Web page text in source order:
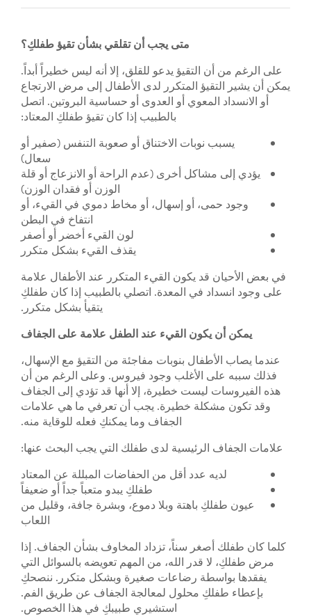
متى يجب أن تقلقي بشأن تقيؤ طفلكِ؟
على الرغم من أن التقيؤ يدعو للقلق، إلا أنه ليس خطيراً أبداً.
يمكن أن يشير التقيؤ المتكرر لدى الأطفال إلى مرض الارتجاع
أو الانسداد المعوي أو العدوى أو حساسية البروتين. اتصل
بالطبيب إذا كان تقيؤ طفلكِ المعتاد:
يسبب نوبات الاختناق أو صعوبة التنفس (صفير أو
سعال)
يؤدي إلى مشاكل أخرى (عدم الراحة أو الانزعاج أو قلة
الوزن أو فقدان الوزن)
وجود حمى، أو إسهال، أو مخاط دموي في القيء، أو
انتفاخ في البطن
لون القيء أخضر أو ​​أصفر
يقذف القيء بشكل متكرر
في بعض الأحيان قد يكون القيء المتكرر عند الأطفال علامة
على وجود انسداد في المعدة. اتصلي بالطبيب إذا كان طفلكِ
يتقيأ بشكل متكرر.
يمكن أن يكون القيء عند الطفل علامة على الجفاف
عندما يصاب الأطفال بنوبات مفاجئة من التقيؤ مع الإسهال،
فذلك سببه على الأغلب وجود فيروس. وعلى الرغم من أن
هذه الفيروسات ليست خطيرة، إلا أنها قد تؤدي إلى الجفاف
وقد تكون مشكلة خطيرة. يجب أن تعرفي ما هي علامات
الجفاف وما يمكنكِ فعله للوقاية منه.
علامات الجفاف الرئيسية لدى طفلك التي يجب البحث عنها:
لديه عدد أقل من الحفاضات المبللة عن المعتاد
طفلكِ يبدو متعباً جداً أو ضعيفاً
عيون طفلكِ باهتة وبلا دموع، وبشرة جافة، وقليل من
اللعاب
كلما كان طفلك أصغر سناً، تزداد المخاوف بشأن الجفاف. إذا
مرض طفلكِ، لا قدر الله، من المهم تعويضه بالسوائل التي
يفقدها بواسطة رضاعات صغيرة وبشكل متكرر. ننصحكِ
بإعطاء طفلكِ محلول لمعالجة الجفاف عن طريق الفم.
استشيري طبيبكِ في هذا الخصوص.